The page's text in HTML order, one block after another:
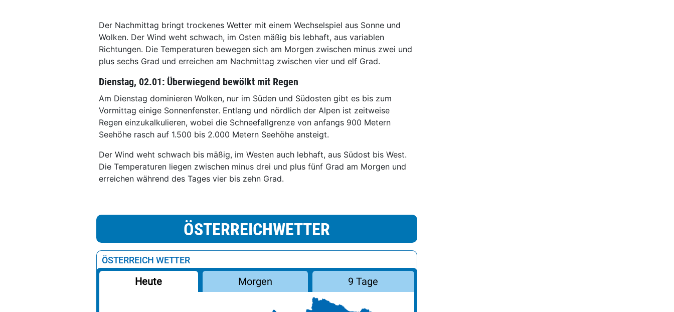
Der Nachmittag bringt trockenes Wetter mit einem Wechselspiel aus Sonne und
Wolken. Der Wind weht schwach, im Osten mäßig bis lebhaft, aus variablen
Richtungen. Die Temperaturen bewegen sich am Morgen zwischen minus zwei und
plus sechs Grad und erreichen am Nachmittag zwischen vier und elf Grad.
Dienstag, 02.01: Überwiegend bewölkt mit Regen
Am Dienstag dominieren Wolken, nur im Süden und Südosten gibt es bis zum
Vormittag einige Sonnenfenster. Entlang und nördlich der Alpen ist zeitweise
Regen einzukalkulieren, wobei die Schneefallgrenze von anfangs 900 Metern
Seehöhe rasch auf 1.500 bis 2.000 Metern Seehöhe ansteigt.
Der Wind weht schwach bis mäßig, im Westen auch lebhaft, aus Südost bis West.
Die Temperaturen liegen zwischen minus drei und plus fünf Grad am Morgen und
erreichen während des Tages vier bis zehn Grad.
ÖSTERREICHWETTER
ÖSTERREICH WETTER
Heute Morgen 9 Tage